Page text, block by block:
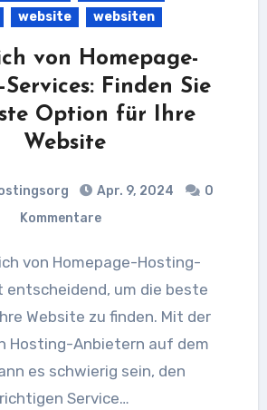
website websiten
von Homepage-
Services: Finden Sie
Option für Ihre
Website
Apr. 9, 2024
0
Kommentare
entscheidend, um die beste
Website zu finden. Mit der
Hosting-Anbietern auf dem
es schwierig sein, den
richtigen Service…